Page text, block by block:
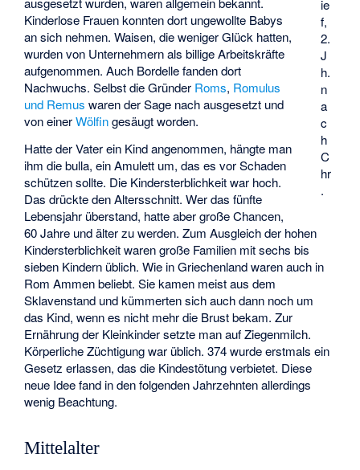
ie
f,
2.
J
h.
n
a
c
h
C
hr
.
Kinderlose Frauen konnten dort ungewollte Babys
an sich nehmen. Waisen, die weniger Glück hatten,
wurden von Unternehmern als billige Arbeitskräfte
aufgenommen. Auch Bordelle fanden dort
Nachwuchs. Selbst die Gründer Roms, Romulus
und Remus waren der Sage nach ausgesetzt und
von einerWölfingesäugt worden.
Hatte der Vater ein Kind angenommen, hängte man
ihm die bulla, ein Amulett um, das es vor Schaden
schützen sollte. Die Kindersterblichkeit war hoch.
Das drückte den Altersschnitt. Wer das fünfte
Lebensjahr überstand, hatte aber große Chancen,
60 Jahre und älter zu werden. Zum Ausgleich der hohen
Kindersterblichkeit waren große Familien mit sechs bis
sieben Kindern üblich. Wie in Griechenland waren auch in
Rom Ammen beliebt. Sie kamen meist aus dem
Sklavenstand und kümmerten sich auch dann noch um
das Kind, wenn es nicht mehr die Brust bekam. Zur
Ernährung der Kleinkinder setzte man auf Ziegenmilch.
Körperliche Züchtigung war üblich. 374 wurde erstmals ein
Gesetz erlassen, das die Kindestötung verbietet. Diese
neue Idee fand in den folgenden Jahrzehnten allerdings
wenig Beachtung.
Mittelalter